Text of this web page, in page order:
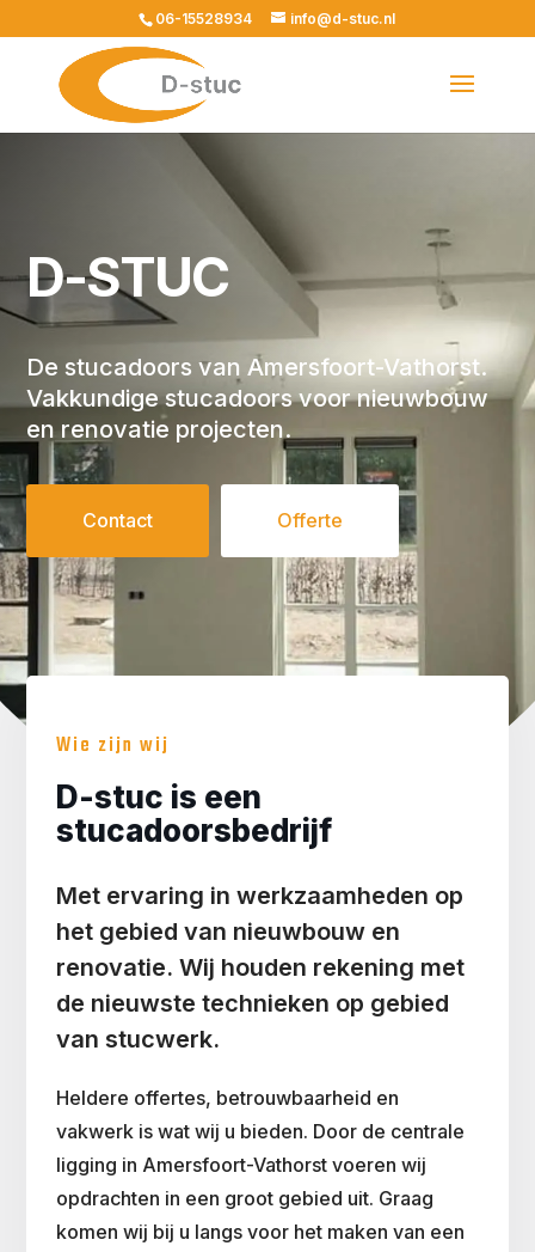
06-15528934 info@d-stuc.nl
D-STUC
De stucadoors van Amersfoort-Vathorst.
Vakkundige stucadoors voor nieuwbouw
en renovatie projecten.
Contact Offerte
Wie zijn wij
D-stuc is een
stucadoorsbedrijf
Met ervaring in werkzaamheden op
het gebied van nieuwbouw en
renovatie. Wij houden rekening met
de nieuwste technieken op gebied
van stucwerk.
Heldere offertes, betrouwbaarheid en
vakwerk is wat wij u bieden. Door de centrale
ligging in Amersfoort-Vathorst voeren wij
opdrachten in een groot gebied uit. Graag
komen wij bij u langs voor het maken van een